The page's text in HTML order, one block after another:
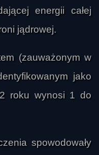
energii całej
jądrowej.
(zauważonym w
jako
roku wynosi 1 do
spowodowały